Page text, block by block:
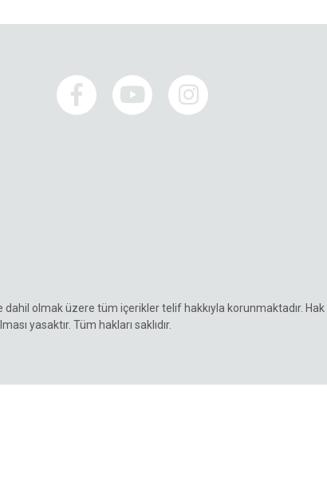
olmak üzere tüm içerikler telif hakkıyla korunmaktadır. Hak
yasaktır. Tüm hakları saklıdır.